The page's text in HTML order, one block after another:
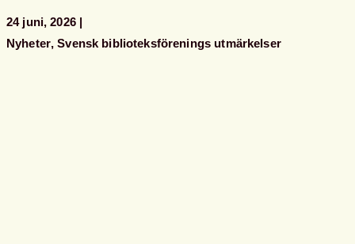
24 juni, 2026
Nyheter Svensk biblioteksförenings utmärkelser